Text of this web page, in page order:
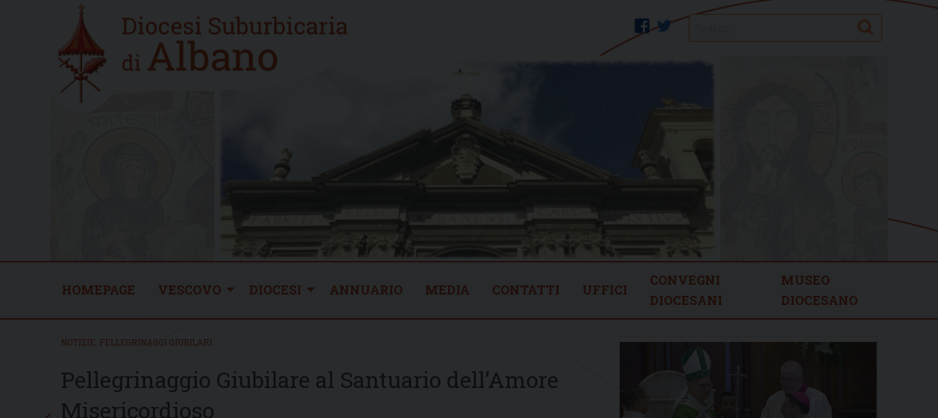
Home
new
twitter
facebook Search
HOMEPAGE VESCOVO DIOCESI ANNUARIO MEDIA CONTATTI UFFICI
CONVEGNI
DIOCESANI
MUSEO
DIOCESANO
NOTIZIE PELLEGRINAGGI GIUBILARI
Pellegrinaggio Giubilare al Santuario dell’Amore
Misericordioso